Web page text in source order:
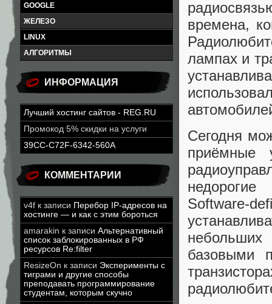
GOOGLE
ЖЕЛЕЗО
LINUX
АЛГОРИТМЫ
ИНФОРМАЦИЯ
Лучший хостинг сайтов - REG.RU
Промокод 5% скидки на услуги
39CC-C72F-6342-560A
КОММЕНТАРИИ
v4f к записи Перебор IP-адресов на
хостинге — и как с этим бороться
amarakin к записи Альтернативный
список заблокированных в РФ
ресурсов Re:filter
ResizeOn к записи Эксперименты с
тиграми и другие способы
преподавать программирование
студентам, которым скучно
времена,
лампах и
Сегодня
приёмные
Software-
базовыми